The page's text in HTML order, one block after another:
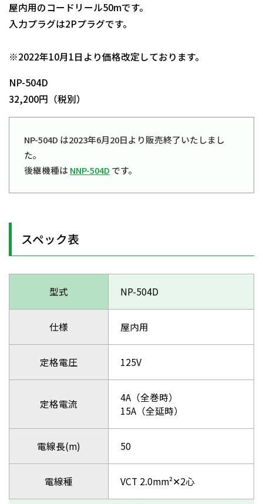
屋内用のコードリール50mです。
入力プラグは2Pプラグです。
※2022年10月1日より価格改定しております。
NP-504D
32,200円（税別）
NP-504D は2023年6月20日より販売終了いたしまし
た。
後継機種は NNP-504D です。
スペック表
型式 NP-504D
仕様 屋内用
定格電圧 125V
定格電流
4A（全巻時）
15A（全延時）
電線長(m) 50
電線種 VCT 2.0mm²✕2心